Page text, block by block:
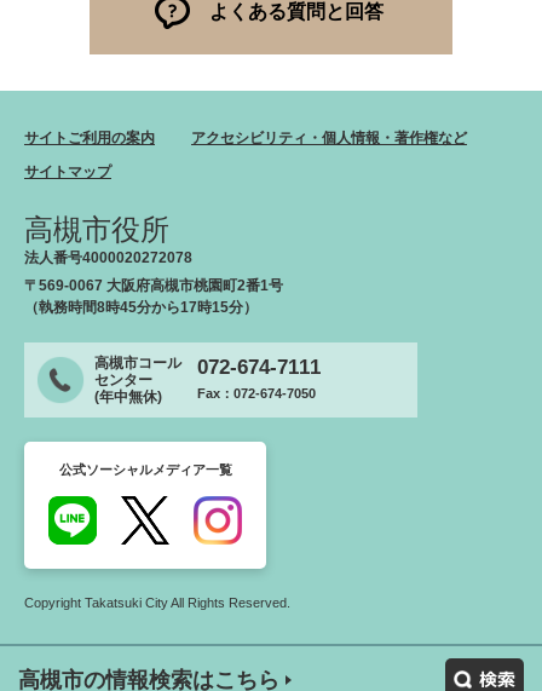
高槻市の情報検索はこちら
よくある質問と回答
サイトご利用の案内
アクセシビリティ・個人情報・著作権など
サイトマップ
高槻市役所
法人番号4000020272078
〒569-0067 大阪府高槻市桃園町2番1号
（執務時間8時45分から17時15分）
高槻市コール
センター
(年中無休)
072-674-7111
Fax：072-674-7050
公式ソーシャルメディア一覧
Copyright Takatsuki City All Rights Reserved.